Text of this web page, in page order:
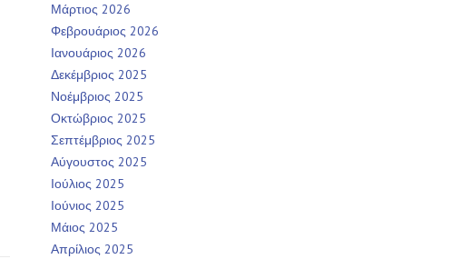
Μάρτιος 2026
Φεβρουάριος 2026
Ιανουάριος 2026
Δεκέμβριος 2025
Νοέμβριος 2025
Οκτώβριος 2025
Σεπτέμβριος 2025
Αύγουστος 2025
Ιούλιος 2025
Ιούνιος 2025
Μάιος 2025
Απρίλιος 2025